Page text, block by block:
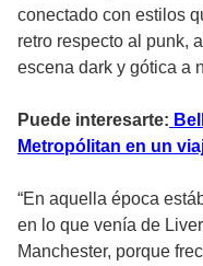
conectado con estilos
retro respecto al punk,
escena dark y gótica a
Puede interesarte:
Metropólitan en un
“En aquella época
en lo que venía de
Manchester, porque